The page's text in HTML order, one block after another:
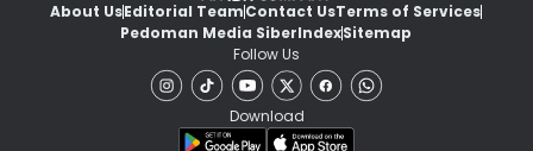
About UsEditorial TeamContact UsTerms of Services
Pedoman Media SiberIndexSitemap
Follow Us
Download